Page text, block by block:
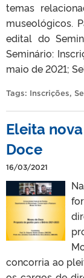
temas
museológicos.
edital do
Seminário:
maio de 2021;
Tags: Inscrições,
Eleita
Doce
16/03/2021
concorria ao